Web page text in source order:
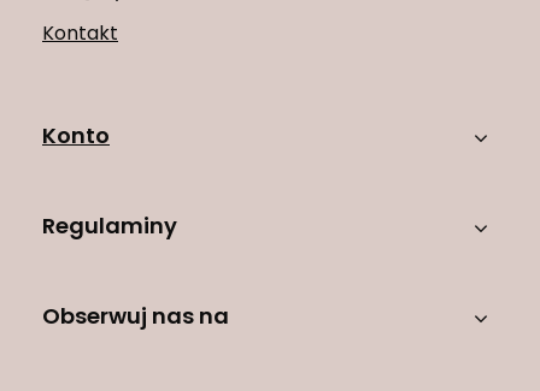
Kontakt
Konto
Regulaminy
Obserwuj nas na